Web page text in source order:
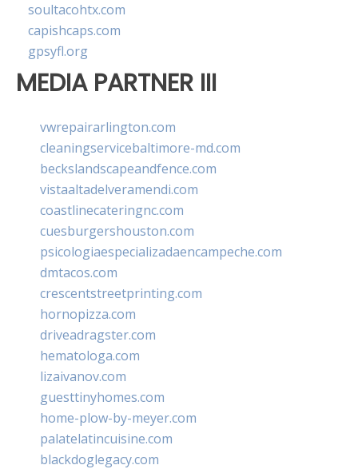
soultacohtx.com
capishcaps.com
gpsyfl.org
MEDIA PARTNER III
vwrepairarlington.com
cleaningservicebaltimore-md.com
beckslandscapeandfence.com
vistaaltadelveramendi.com
coastlinecateringnc.com
cuesburgershouston.com
psicologiaespecializadaencampeche.com
dmtacos.com
crescentstreetprinting.com
hornopizza.com
driveadragster.com
hematologa.com
lizaivanov.com
guesttinyhomes.com
home-plow-by-meyer.com
palatelatincuisine.com
blackdoglegacy.com